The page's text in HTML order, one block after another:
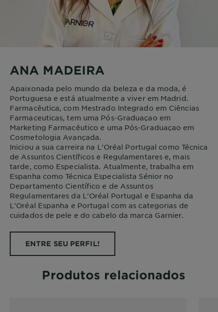
ANA MADEIRA
Apaixonada pelo mundo da beleza e da moda, é
Portuguesa e está atualmente a viver em Madrid.
Farmacêutica, com Mestrado Integrado em Ciências
Farmaceuticas, tem uma Pós-Graduaçao em
Marketing Farmacêutico e uma Pós-Graduaçao em
Cosmetologia Avançada.
Iniciou a sua carreira na L'Oréal Portugal como Técnica
de Assuntos Científicos e Regulamentares e, mais
tarde, como Especialista. Atualmente, trabalha em
Espanha como Técnica Especialista Sénior no
Departamento Científico e de Assuntos
Regulamentares da L'Oréal Portugal e Espanha da
L'Oréal Espanha e Portugal com as categorias de
cuidados de pele e do cabelo da marca Garnier.
ENTRE SEU PERFIL!
Produtos relacionados